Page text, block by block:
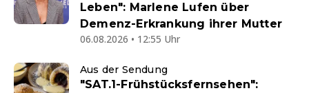
Leben": Marlene Lufen über
Demenz-Erkrankung ihrer Mutter
06.08.2026 • 12:55 Uhr
Aus der Sendung
"SAT.1-Frühstücksfernsehen":